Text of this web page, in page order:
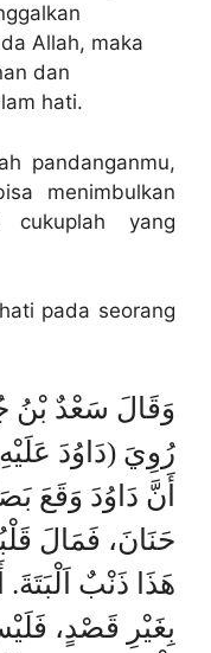
Allah, maka
dan
hati.
pandanganmu,
menimbulkan
yang
pada seorang
دَاوُدَ
أَنَّ دَاوُدَ وَقَعَ
حَنَانَ، فَمَالَ
هَذَا ذَنْبٌ
بِغَيْرِ قَصْدٍ،